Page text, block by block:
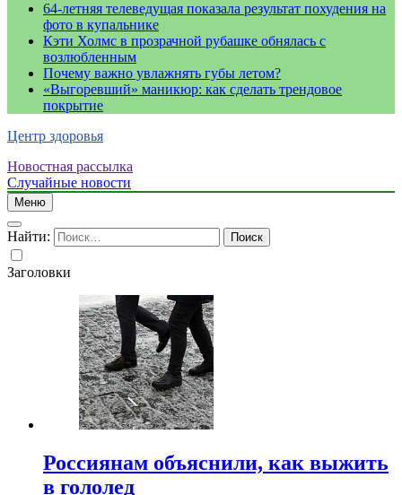
64-летняя телеведущая показала результат похудения на
фото в купальнике
Кэти Холмс в прозрачной рубашке обнялась с
возлюбленным
Почему важно увлажнять губы летом?
«Выгоревший» маникюр: как сделать трендовое
покрытие
Центр здоровья
Новостная рассылка
Случайные новости
Меню
Найти:
Заголовки
Россиянам объяснили, как выжить
в гололед